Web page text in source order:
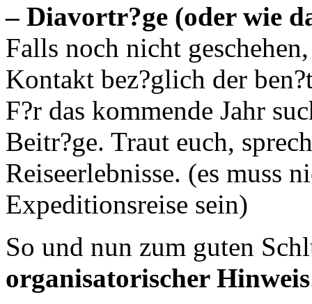
– Diavortr?ge (oder wie
Falls noch nicht
Kontakt bez?glich der
F?r das kommende Jahr
Beitr?ge. Traut euch,
Reiseerlebnisse. (es muss
Expeditionsreise sein)
So und nun zum guten
organisatorischer Hinweis